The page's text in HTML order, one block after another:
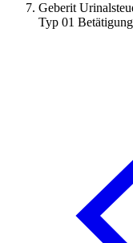
Geberit
Typ 01